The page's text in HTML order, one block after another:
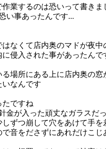
業するのは恐いって書きま
い事あったんです...
なくて店内奥のマドが夜中
侵入された事があったんで
場所にある上に店内奥の窓
なんです
たですね
金が入った頑丈なガラスだ
ずつ崩して穴をあけて手を
音をださずにあれだけこ